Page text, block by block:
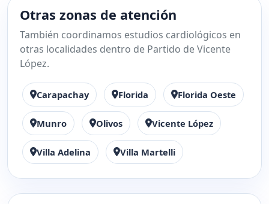
Otras zonas de atención
También coordinamos estudios cardiológicos en
otras localidades dentro de Partido de Vicente
López.
Carapachay Florida Florida Oeste
Munro Olivos Vicente López
Villa Adelina Villa Martelli